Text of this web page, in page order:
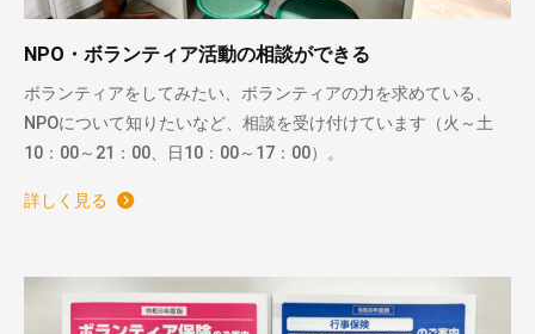
NPO・ボランティア活動の相談ができる
ボランティアをしてみたい、ボランティアの力を求めている、
NPOについて知りたいなど、相談を受け付けています（火～土
10：00～21：00、日10：00～17：00）。
詳しく見る